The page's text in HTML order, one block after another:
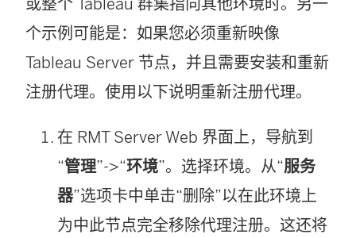
个示例可能是：如果您必须重新映像
Tableau Server 节点，并且需要安装和重新
注册代理。使用以下说明重新注册代理。
在 RMT Server Web 界面上，导航到
“管理”->“环境”。选择环境。从“服务
器”选项卡中单击“删除”以在此环境上
为中此节点完全移除代理注册。这还将